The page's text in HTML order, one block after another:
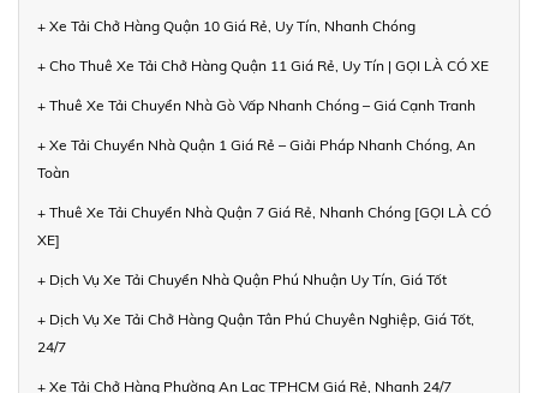
+ Xe Tải Chở Hàng Quận 10 Giá Rẻ, Uy Tín, Nhanh Chóng
+ Cho Thuê Xe Tải Chở Hàng Quận 11 Giá Rẻ, Uy Tín | GỌI LÀ CÓ XE
+ Thuê Xe Tải Chuyển Nhà Gò Vấp Nhanh Chóng – Giá Cạnh Tranh
+ Xe Tải Chuyển Nhà Quận 1 Giá Rẻ – Giải Pháp Nhanh Chóng, An
Toàn
+ Thuê Xe Tải Chuyển Nhà Quận 7 Giá Rẻ, Nhanh Chóng [GỌI LÀ CÓ
XE]
+ Dịch Vụ Xe Tải Chuyển Nhà Quận Phú Nhuận Uy Tín, Giá Tốt
+ Dịch Vụ Xe Tải Chở Hàng Quận Tân Phú Chuyên Nghiệp, Giá Tốt,
24/7
+ Xe Tải Chở Hàng Phường An Lạc TPHCM Giá Rẻ, Nhanh 24/7